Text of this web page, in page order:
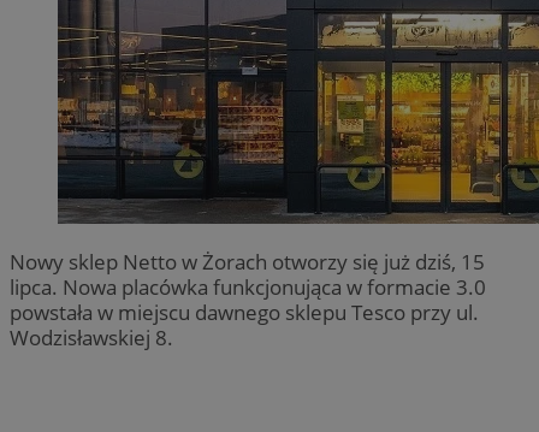
Nowy sklep Netto w Żorach otworzy się już dziś, 15
lipca. Nowa placówka funkcjonująca w formacie 3.0
powstała w miejscu dawnego sklepu Tesco przy ul.
Wodzisławskiej 8.